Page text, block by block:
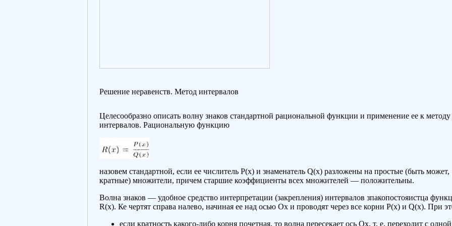
Решение неравенств. Метод интервалов
Целесообразно описать волну знаков стандартной рациональной функции и применение ее к методу
интервалов. Рациональную функцию
назовем стандартной, если ее числитель Р(х) и знаменатель Q(x) разложены на простые (быть может,
кратные) множители, причем старшие коэффициенты всех множителей — положительны.
Волна знаков — удобное средство интерпретации (закрепления) интервалов зпакопостояистца
R(х). Ке чертят справа налево, начиная ее над осью Ох и проводят через все корни Р(х) и Q(x). При
если кратность какого-либо корня почетная, то волна пересекает ось Оx, т. е. переходит с одной